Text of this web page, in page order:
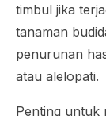
timbul jika
tanaman
penurunan
atau alelopati.
Penting untuk